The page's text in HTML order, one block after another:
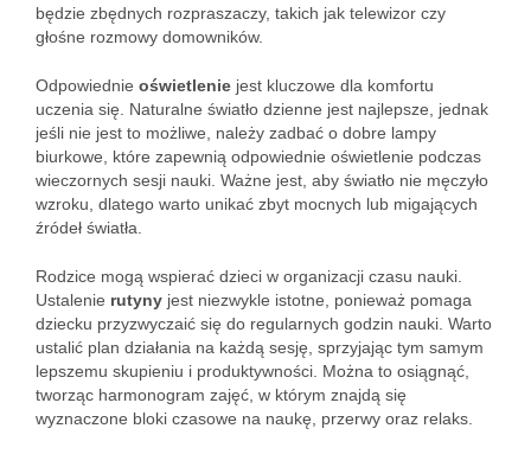
będzie zbędnych rozpraszaczy, takich jak telewizor czy
głośne rozmowy domowników.
Odpowiednie oświetlenie jest kluczowe dla komfortu
uczenia się. Naturalne światło dzienne jest najlepsze, jednak
jeśli nie jest to możliwe, należy zadbać o dobre lampy
biurkowe, które zapewnią odpowiednie oświetlenie podczas
wieczornych sesji nauki. Ważne jest, aby światło nie męczyło
wzroku, dlatego warto unikać zbyt mocnych lub migających
źródeł światła.
Rodzice mogą wspierać dzieci w organizacji czasu nauki.
Ustalenie rutyny jest niezwykle istotne, ponieważ pomaga
dziecku przyzwyczaić się do regularnych godzin nauki. Warto
ustalić plan działania na każdą sesję, sprzyjając tym samym
lepszemu skupieniu i produktywności. Można to osiągnąć,
tworząc harmonogram zajęć, w którym znajdą się
wyznaczone bloki czasowe na naukę, przerwy oraz relaks.